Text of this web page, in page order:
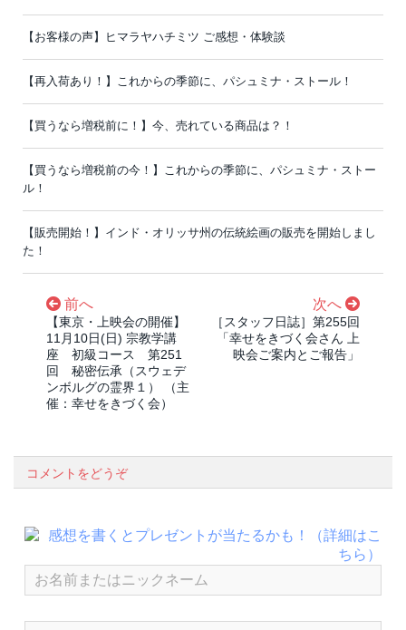
【お客様の声】ヒマラヤハチミツ ご感想・体験談
【再入荷あり！】これからの季節に、パシュミナ・ストール！
【買うなら増税前に！】今、売れている商品は？！
【買うなら増税前の今！】これからの季節に、パシュミナ・ストー
ル！
【販売開始！】インド・オリッサ州の伝統絵画の販売を開始しまし
た！
前へ
【東京・上映会の開催】
11月10日(日) 宗教学講
座 初級コース 第251
回 秘密伝承（スウェデ
ンボルグの霊界１） （主
催：幸せをきづく会）
次へ
［スタッフ日誌］第255回
「幸せをきづく会さん 上
映会ご案内とご報告」
コメントをどうぞ